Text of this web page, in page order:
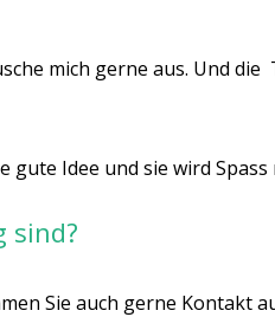
mich gerne aus. Und
gute Idee und sie wird Spass
sind?
Sie auch gerne Kontakt